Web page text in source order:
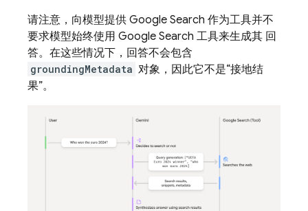
请注意，向模型提供 Google Search 作为工具并不
要求模型始终使用 Google Search 工具来生成其 回
答。在这些情况下，回答不会包含
groundingMetadata 对象，因此它不是“接地结
果”。